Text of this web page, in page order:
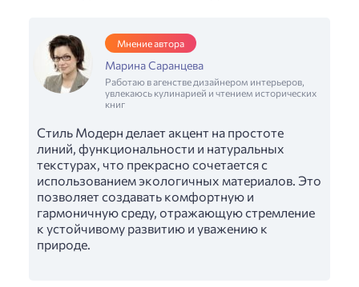
Мнение автора
Марина Саранцева
Работаю в агенстве дизайнером интерьеров,
увлекаюсь кулинарией и чтением исторических
книг
Стиль Модерн делает акцент на простоте
линий, функциональности и натуральных
текстурах, что прекрасно сочетается с
использованием экологичных материалов. Это
позволяет создавать комфортную и
гармоничную среду, отражающую стремление
к устойчивому развитию и уважению к
природе.